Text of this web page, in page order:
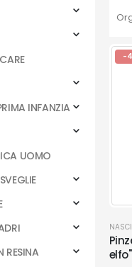
-
elfo"
INFANZIA
UOMO
RESINA